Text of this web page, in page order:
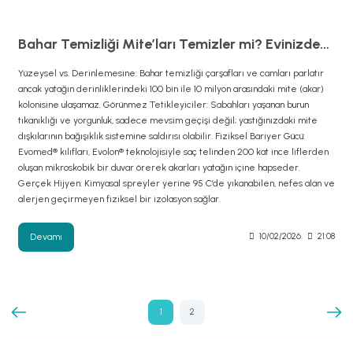
Bahar Temizliği Mite’ları Temizler mi? Evinizdeki Gizli Misafirlerle Vedalaşma Vakti
Yüzeysel vs. Derinlemesine: Bahar temizliği çarşafları ve camları parlatır
ancak yatağın derinliklerindeki 100 bin ile 10 milyon arasındaki mite (akar)
kolonisine ulaşamaz. Görünmez Tetikleyiciler: Sabahları yaşanan burun
tıkanıklığı ve yorgunluk, sadece mevsim geçişi değil; yastığınızdaki mite
dışkılarının bağışıklık sistemine saldırısı olabilir. Fiziksel Bariyer Gücü:
Evomed® kılıfları, Evolon® teknolojisiyle saç telinden 200 kat ince liflerden
oluşan mikroskobik bir duvar örerek akarları yatağın içine hapseder.
Gerçek Hijyen: Kimyasal spreyler yerine 95 C’de yıkanabilen, nefes alan ve
alerjen geçirmeyen fiziksel bir izolasyon sağlar.
Devamı 10/02/2026 21:08
1 2